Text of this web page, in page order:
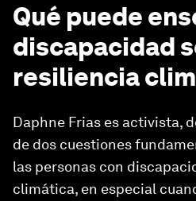
Qué puede
discapacidad
resiliencia
Daphne Frias es activista,
de dos cuestiones
las personas con
climática, en especial